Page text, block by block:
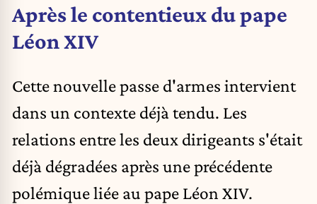
Après le contentieux du pape
Léon XIV
Cette nouvelle passe d'armes intervient
dans un contexte déjà tendu. Les
relations entre les deux dirigeants s'était
déjà dégradées après uneprécédente
polémique liée au pape Léon XIV.